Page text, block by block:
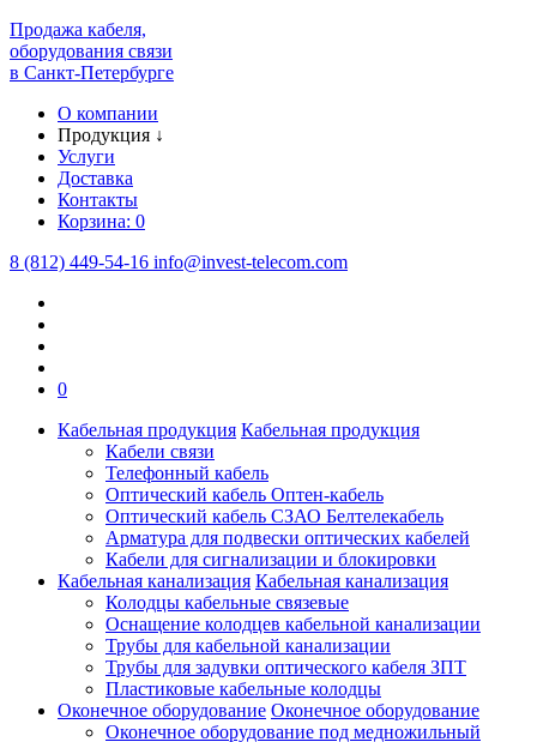
Продажа кабеля,
оборудования связи
в Санкт-Петербурге
О компании
Продукция ↓
Услуги
Доставка
Контакты
Корзина: 0
8 (812) 449-54-16 info@invest-telecom.com
0
Кабельная продукция Кабельная продукция
Кабели связи
Телефонный кабель
Оптический кабель Оптен-кабель
Оптический кабель СЗАО Белтелекабель
Арматура для подвески оптических кабелей
Кабели для сигнализации и блокировки
Кабельная канализация Кабельная канализация
Колодцы кабельные связевые
Оснащение колодцев кабельной канализации
Трубы для кабельной канализации
Трубы для задувки оптического кабеля ЗПТ
Пластиковые кабельные колодцы
Оконечное оборудование Оконечное оборудование
Оконечное оборудование под медножильный